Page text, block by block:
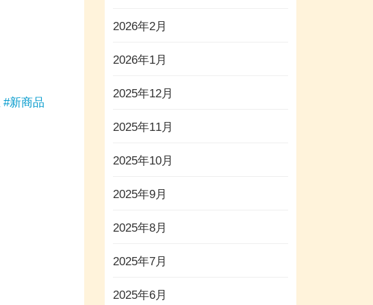
#新商品
2026年2月
2026年1月
2025年12月
2025年11月
2025年10月
2025年9月
2025年8月
2025年7月
2025年6月